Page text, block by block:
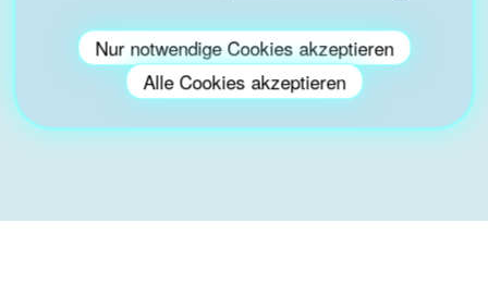
Nur notwendige Cookies akzeptieren
Alle Cookies akzeptieren
geschlossen.
*Pflichtfeld